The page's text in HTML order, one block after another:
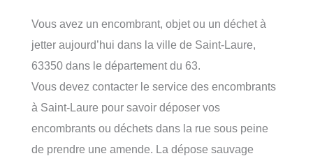
Vous avez un encombrant, objet ou un déchet à
jetter aujourd’hui dans la ville de Saint-Laure,
63350 dans le département du 63.
Vous devez contacter le service des encombrants
à Saint-Laure pour savoir déposer vos
encombrants ou déchets dans la rue sous peine
de prendre une amende. La dépose sauvage